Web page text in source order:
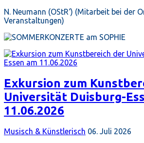
N. Neumann (OStR‘) (Mitarbeit bei der
Veranstaltungen)
Exkursion zum
Universität Duisburg-
11.06.2026
Musisch & Künstlerisch 06. Juli 2026